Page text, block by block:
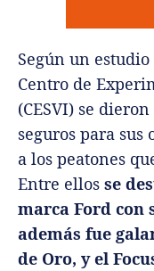
Según un
Centro de
(CESVI) se
seguros para sus
a los peatones
Entre ellos se
marca Ford con
además fue
de Oro, y el